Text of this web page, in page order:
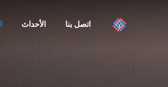
الأحداث اتصل بنا